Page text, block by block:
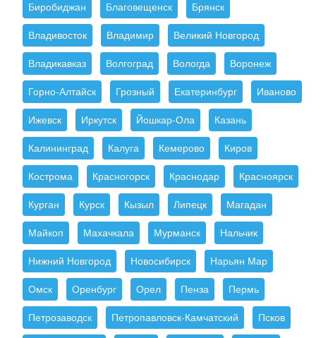
Биробиджан Благовещенск Брянск
Владивосток Владимир Великий Новгород
Владикавказ Волгоград Вологда Воронеж
Горно-Алтайск Грозный Екатеринбург Иваново
Ижевск Иркутск Йошкар-Ола Казань
Калининград Калуга Кемерово Киров
Кострома Красногорск Краснодар Красноярск
Курган Курск Кызыл Липецк Магадан
Майкоп Махачкала Мурманск Нальчик
Нижний Новгород Новосибирск Нарьян Мар
Омск Оренбург Орел Пенза Пермь
Петрозаводск Петропавловск-Камчатский Псков